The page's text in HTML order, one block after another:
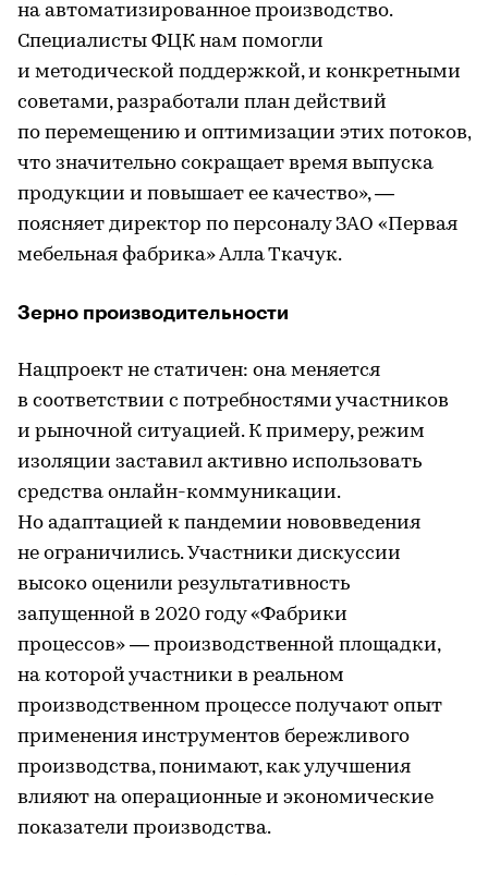
на автоматизированное производство.
Специалисты ФЦК нам помогли
и методической поддержкой, и конкретными
советами, разработали план действий
по перемещению и оптимизации этих потоков,
что значительно сокращает время выпуска
продукции и повышает ее качество», —
поясняет директор по персоналу ЗАО «Первая
мебельная фабрика» Алла Ткачук.
Зерно производительности
Нацпроект не статичен: она меняется
в соответствии с потребностями участников
и рыночной ситуацией. К примеру, режим
изоляции заставил активно использовать
средства онлайн-коммуникации.
Но адаптацией к пандемии нововведения
не ограничились. Участники дискуссии
высоко оценили результативность
запущенной в 2020 году «Фабрики
процессов» — производственной площадки,
на которой участники в реальном
производственном процессе получают опыт
применения инструментов бережливого
производства, понимают, как улучшения
влияют на операционные и экономические
показатели производства.